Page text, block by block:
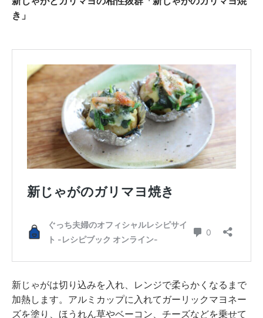
き」
新じゃがは切り込みを入れ、レンジで柔らかくなるまで
加熱します。アルミカップに入れてガーリックマヨネー
ズを塗り、ほうれん草やベーコン、チーズなどを乗せて